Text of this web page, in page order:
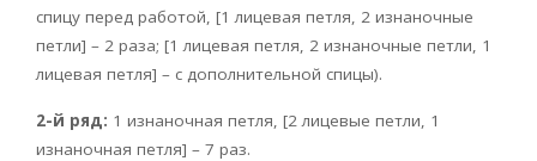
спицу перед работой, [1 лицевая петля, 2 изнаночные
петли] – 2 раза; [1 лицевая петля, 2 изнаночные петли, 1
лицевая петля] – с дополнительной спицы).
2-й ряд: 1 изнаночная петля, [2 лицевые петли, 1
изнаночная петля] – 7 раз.